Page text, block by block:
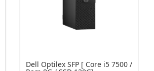
Dell Optilex SFP [ Core i5 7500 /